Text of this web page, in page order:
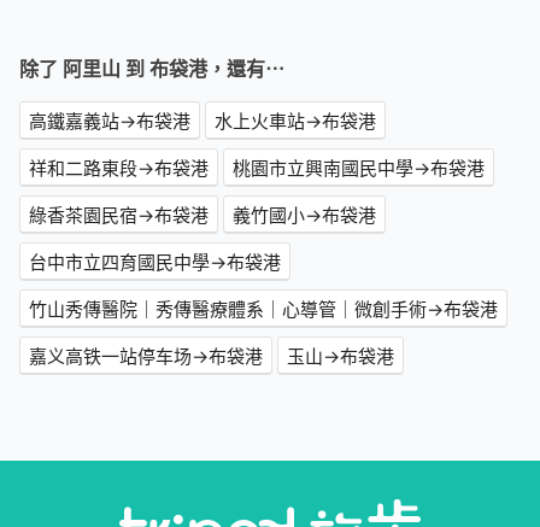
除了 阿里山 到 布袋港，還有⋯
高鐵嘉義站→布袋港
水上火車站→布袋港
祥和二路東段→布袋港
桃園市立興南國民中學→布袋港
綠香茶園民宿→布袋港
義竹國小→布袋港
台中市立四育國民中學→布袋港
竹山秀傳醫院｜秀傳醫療體系｜心導管｜微創手術→布袋港
嘉义高铁一站停车场→布袋港
玉山→布袋港